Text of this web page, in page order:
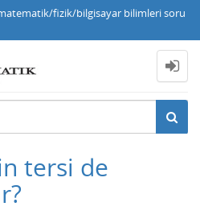
fizik/bilgisayar bilimleri soru
tersi de